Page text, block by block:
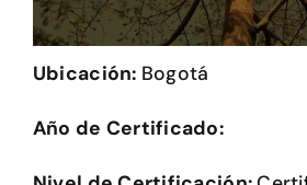
Herramientas
Credenciales
Ubicación: Bogotá
Año de Certificado: